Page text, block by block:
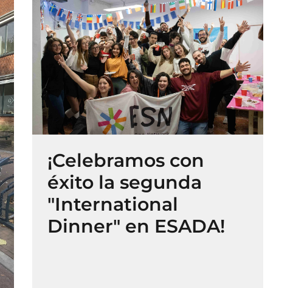
¡Celebramos con
éxito la segunda
"International
Dinner" en ESADA!